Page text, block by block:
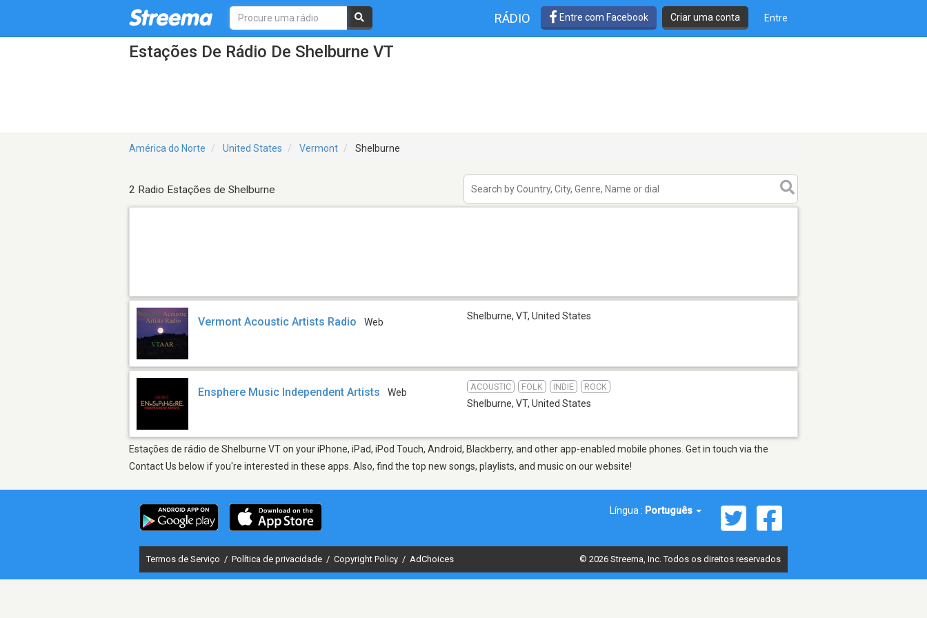
RÁDIO Entre com Facebook Criar uma conta Entre
Estações De Rádio De Shelburne VT
América do Norte United States Vermont Shelburne
2 Radio Estações de Shelburne
Vermont Acoustic Artists Radio Web
Shelburne, VT, United States
Ensphere Music Independent Artists Web
ACOUSTIC FOLK INDIE ROCK
Shelburne, VT, United States
Estações de rádio de Shelburne VT on your iPhone, iPad, iPod Touch, Android, Blackberry, and other app-enabled mobile phones. Get in touch via the
Contact Us below if you're interested in these apps. Also, find the top new songs, playlists, and music on our website!
Língua : Português
Termos de Serviço / Política de privacidade / Copyright Policy / AdChoices © 2026 Streema, Inc. Todos os direitos reservados